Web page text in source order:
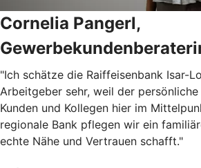
Cornelia Pangerl,
"Ich schätze die Raiffeisenbank Isar-
Arbeitgeber sehr, weil der
Kunden und Kollegen hier im
regionale Bank pflegen wir ein
echte Nähe und Vertrauen schafft."